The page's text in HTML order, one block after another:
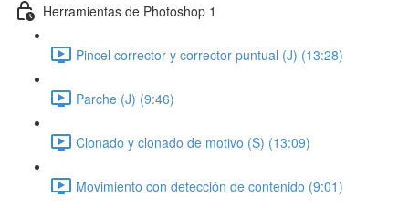
Herramientas de Photoshop 1
Pincel corrector y corrector puntual (J) (13:28)
Parche (J) (9:46)
Clonado y clonado de motivo (S) (13:09)
Movimiento con detección de contenido (9:01)